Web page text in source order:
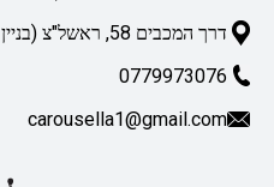
דרך המכבים 58, ראשל"צ (בניין ehouse קומה 2)
0779973076
carousella1@gmail.com